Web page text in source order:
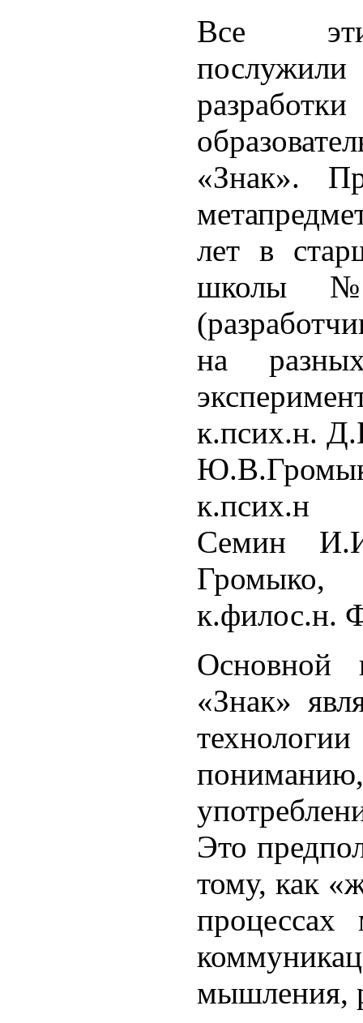
Все эти
«Знак».
лет в
школы
на
к.псих.н.
к.псих.н
Семин
к.филос.н.
Основной
«Знак»
Это
тому, как
процессах
мышления,